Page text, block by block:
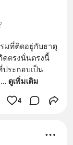
มที่ติดอยู่กับธาตุ
ดตรงนั่นตรงนี้
ระกอบเป็น
... ดูเพิ่มเติม
4